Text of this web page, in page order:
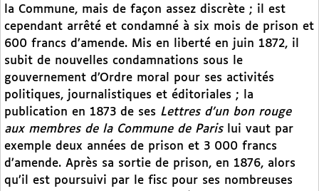
la Commune, mais de façon assez discrète ; il est
cependant arrêté et condamné à six mois de prison et
600 francs d’amende. Mis en liberté en juin 1872, il
subit de nouvelles condamnations sous le
gouvernement d’Ordre moral pour ses activités
politiques, journalistiques et éditoriales ; la
publication en 1873 de ses Lettres d’un bon rouge
aux membres de la Commune de Parislui vaut par
exemple deux années de prison et 3 000 francs
d’amende. Après sa sortie de prison, en 1876, alors
qu’il est poursuivi par le fisc pour ses nombreuses